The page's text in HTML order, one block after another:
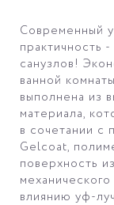
Современный
практичность
санузлов!
ванной
выполнена из
материала,
в сочетании с
Gelcoat,
поверхность
влиянию уф-